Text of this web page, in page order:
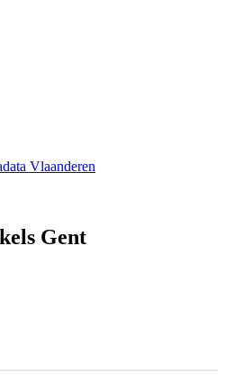
Vlaanderen
Gent